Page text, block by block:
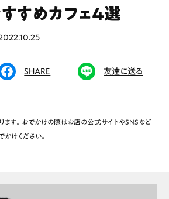
チ # スイーツ
すめカフェ4選
2022.10.25
SHARE 友達に送る
す。おでかけの際はお店の公式サイトやSNSなど
けください。